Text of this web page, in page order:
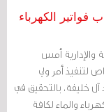
فواتير الكهرباء
والإدارية أمس
أمر ولي
خليفة، بالتحقيق في
والماء لكافة